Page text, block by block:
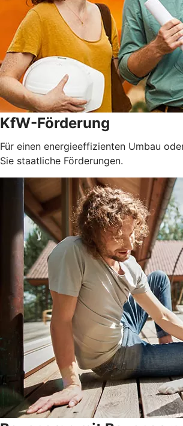
KfW-Förderung
Für einen energieeffizienten Umbau
Sie staatliche Förderungen.